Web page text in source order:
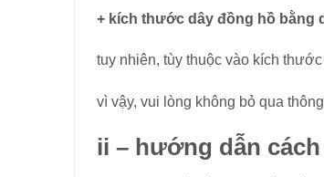
+ kích thước dây đồng hồ bằng
tuy nhiên, tùy thuộc vào kích
vì vậy, vui lòng không bỏ qua
ii – hướng dẫn